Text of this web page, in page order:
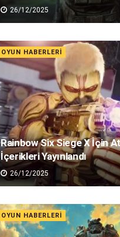
26/12/2025
OYUN HABERLERI
Rainbow Six Siege X İçin
İçerikleri Yayınlandı
26/12/2025
OYUN HABERLERI